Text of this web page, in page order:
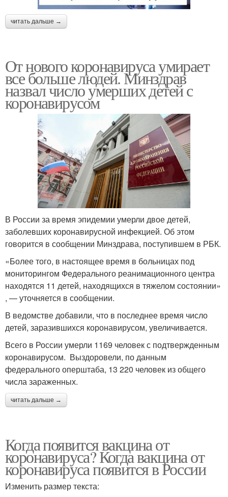
читать дальше →
От нового коронавируса умирает
все больше людей. Минздрав
назвал число умерших детей с
коронавирусом
В России за время эпидемии умерли двое детей,
заболевших коронавирусной инфекцией. Об этом
говорится в сообщении Минздрава, поступившем в РБК.
«Более того, в настоящее время в больницах под
мониторингом Федерального реанимационного центра
находятся 11 детей, находящихся в тяжелом состоянии»
, — уточняется в сообщении.
В ведомстве добавили, что в последнее время число
детей, заразившихся коронавирусом, увеличивается.
Всего в России умерли 1169 человек с подтвержденным
коронавирусом. Выздоровели, по данным
федерального оперштаба, 13 220 человек из общего
числа зараженных.
читать дальше →
Когда появится вакцина от
коронавируса? Когда вакцина от
коронавируса появится в России
Изменить размер текста: